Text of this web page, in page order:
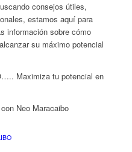
consejos útiles,
estamos aquí para
información sobre cómo
su máximo potencial
Maximiza tu potencial en